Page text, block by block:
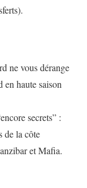
ne vous dérange
en haute saison
secrets” :
de la côte
et Mafia.